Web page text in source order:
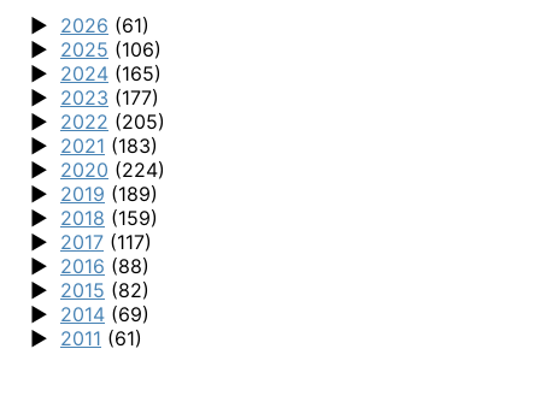
2026 (61)
2025 (106)
2024 (165)
2023 (177)
2022 (205)
2021 (183)
2020 (224)
2019 (189)
2018 (159)
2017 (117)
2016 (88)
2015 (82)
2014 (69)
2011 (61)